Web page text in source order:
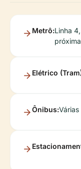
Metrô:Linha
Elétrico
Ônibus:Várias